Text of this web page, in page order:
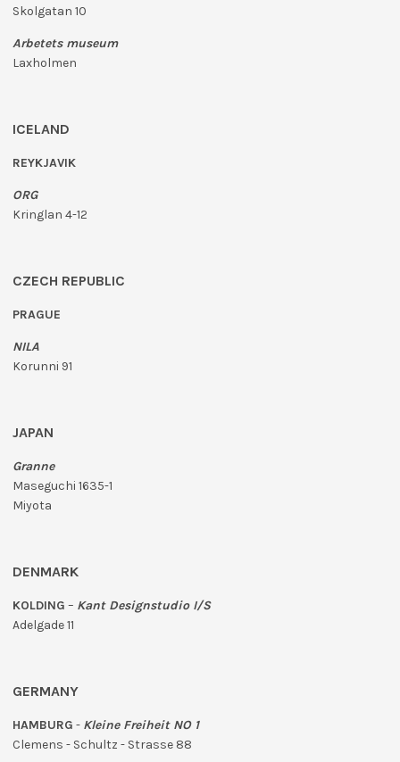
Skolgatan 10
Arbetets museum
Laxholmen
ICELAND
REYKJAVIK
ORG
Kringlan 4-12
CZECH REPUBLIC
PRAGUE
NILA
Korunni 91
JAPAN
Granne
Maseguchi 1635-1
Miyota
DENMARK
KOLDING – Kant Designstudio I/S
Adelgade 11
GERMANY
HAMBURG - Kleine Freiheit NO 1
Clemens - Schultz - Strasse 88